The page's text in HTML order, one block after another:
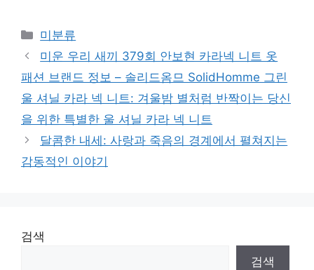
Categories
미분류
미운 우리 새끼 379회 안보현 카라넥 니트 옷
패션 브랜드 정보 – 솔리드옴므 SolidHomme 그린
울 셔닐 카라 넥 니트: 겨울밤 별처럼 반짝이는 당신
을 위한 특별한 울 셔닐 카라 넥 니트
달콤한 내세: 사랑과 죽음의 경계에서 펼쳐지는
감동적인 이야기
검색
검색